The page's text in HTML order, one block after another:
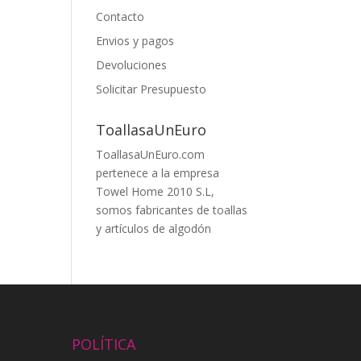
Contacto
Envios y pagos
Devoluciones
Solicitar Presupuesto
ToallasaUnEuro
ToallasaUnEuro.com
pertenece a la empresa
Towel Home 2010 S.L,
somos fabricantes de toallas
y artículos de algodón
POLÍTICA